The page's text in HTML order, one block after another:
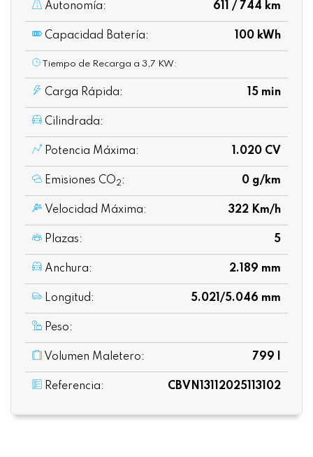
Autonomía: 611 / 744 km
Capacidad Batería: 100 kWh
Tiempo de Recarga a 3,7 KW:
Carga Rápida: 15 min
Cilindrada:
Potencia Máxima: 1.020 CV
Emisiones CO2 : 0 g/km
Velocidad Máxima: 322 Km/h
Plazas: 5
Anchura: 2.189 mm
Longitud: 5.021/5.046 mm
Peso:
Volumen Maletero: 799 l
Referencia: CBVN13112025113102